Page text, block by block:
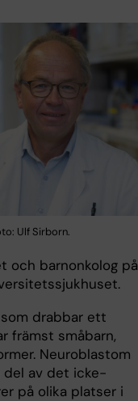
Ulf Sirborn.
och barnonkolog på
drabbar ett
främst småbarn,
Neuroblastom
del av det icke-
på olika platser i